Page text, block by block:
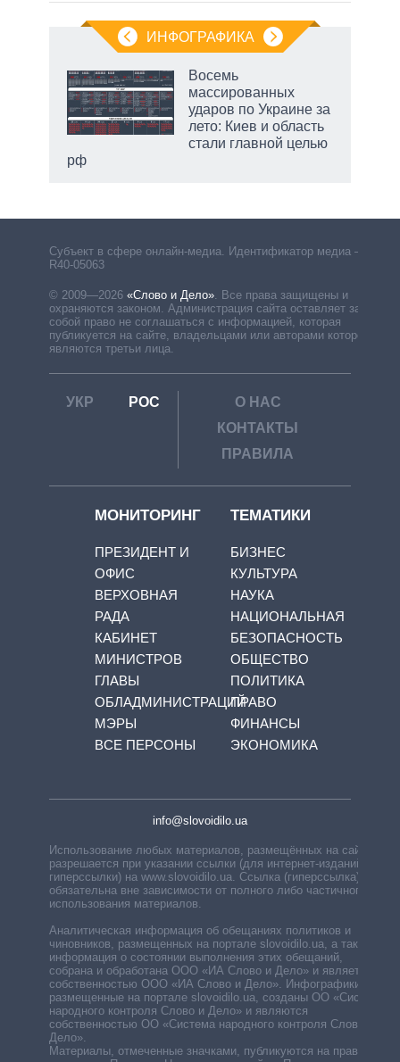
ИНФОГРАФИКА
Восемь
массированных
ударов по Украине за
лето: Киев и область
стали главной целью
рф
Субъект в сфере онлайн-медиа. Идентификатор медиа –
R40-05063
© 2009—2026 «Слово и Дело». Все права защищены и
охраняются законом. Администрация сайта оставляет за
собой право не соглашаться с информацией, которая
публикуется на сайте, владельцами или авторами которой
являются третьи лица.
УКР РОС
О НАС
КОНТАКТЫ
ПРАВИЛА
МОНИТОРИНГ
ПРЕЗИДЕНТ И
ОФИС
ВЕРХОВНАЯ
РАДА
КАБИНЕТ
МИНИСТРОВ
ГЛАВЫ
ОБЛАДМИНИСТРАЦИЙ
МЭРЫ
ВСЕ ПЕРСОНЫ
ТЕМАТИКИ
БИЗНЕС
КУЛЬТУРА
НАУКА
НАЦИОНАЛЬНАЯ
БЕЗОПАСНОСТЬ
ОБЩЕСТВО
ПОЛИТИКА
ПРАВО
ФИНАНСЫ
ЭКОНОМИКА
info@slovoidilo.ua
Использование любых материалов, размещённых на сайте,
разрешается при указании ссылки (для интернет-изданий —
гиперссылки) на www.slovoidilo.ua. Ссылка (гиперссылка)
обязательна вне зависимости от полного либо частичного
использования материалов.
Аналитическая информация об обещаниях политиков и
чиновников, размещенных на портале slovoidilo.ua, а также
информация о состоянии выполнения этих обещаний,
собрана и обработана ООО «ИА Слово и Дело» и является
собственностью ООО «ИА Слово и Дело». Инфографики,
размещенные на портале slovoidilo.ua, созданы ОО «Система
народного контроля Слово и Дело» и являются
собственностью ОО «Система народного контроля Слово и
Дело».
Материалы, отмеченные значками, публикуются на правах